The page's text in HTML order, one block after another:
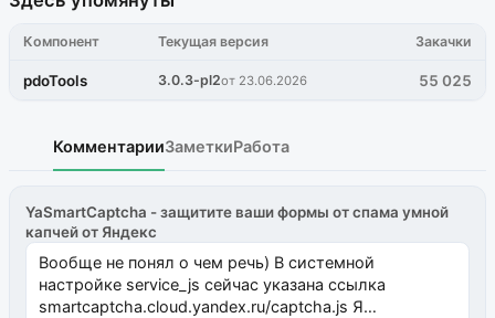
Компонент Текущая версия Закачки
pdoTools 3.0.3-pl2от 23.06.2026 55 025
КомментарииЗаметкиРабота
YaSmartCaptcha - защитите ваши формы от спама умной
капчей от Яндекс
Вообще не понял о чем речь) В системной
настройке service_js сейчас указана ссылка
smartcaptcha.cloud.yandex.ru/captcha.js Я